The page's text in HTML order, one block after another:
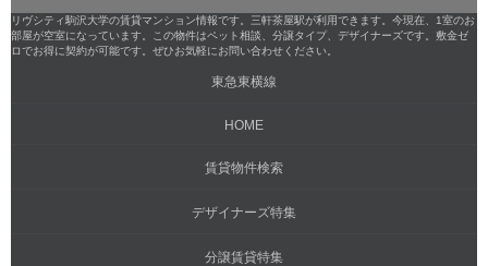
リヴシティ駒沢大学の賃貸マンション情報です。三軒茶屋駅が利用できます。今現在、1室のお
部屋が空室になっています。この物件はペット相談、分譲タイプ、デザイナーズです。敷金ゼ
ロでお得に契約が可能です。ぜひお気軽にお問い合わせください。
東急東横線
HOME
賃貸物件検索
デザイナーズ特集
分譲賃貸特集